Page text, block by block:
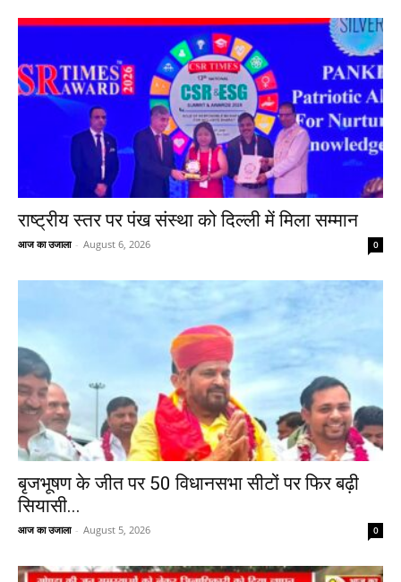
राष्ट्रीय स्तर पर पंख संस्था को दिल्ली में मिला सम्मान
आज का उजाला - August 6, 2026 0
बृजभूषण के जीत पर 50 विधानसभा सीटों पर फिर बढ़ी
सियासी...
आज का उजाला - August 5, 2026 0